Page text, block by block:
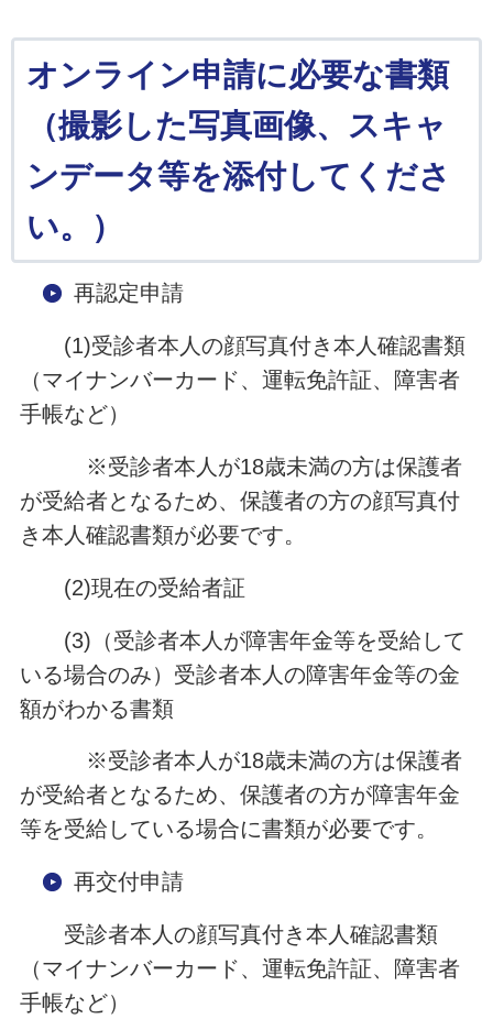
オンライン申請に必要な書類
（撮影した写真画像、スキャ
ンデータ等を添付してくださ
い。）
再認定申請
(1)受診者本人の顔写真付き本人確認書類
（マイナンバーカード、運転免許証、障害者
手帳など）
※受診者本人が18歳未満の方は保護者
が受給者となるため、保護者の方の顔写真付
き本人確認書類が必要です。
(2)現在の受給者証
(3)（受診者本人が障害年金等を受給して
いる場合のみ）受診者本人の障害年金等の金
額がわかる書類
※受診者本人が18歳未満の方は保護者
が受給者となるため、保護者の方が障害年金
等を受給している場合に書類が必要です。
再交付申請
受診者本人の顔写真付き本人確認書類
（マイナンバーカード、運転免許証、障害者
手帳など）